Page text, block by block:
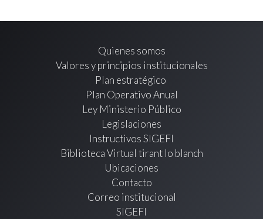
Quienes somos
Valores y principios institucionales
Plan estratégico
Plan Operativo Anual
Ley Ministerio Público
Legislaciones
Instructivos SIGEFI
Biblioteca Virtual tirant lo blanch
Ubicaciones
Contacto
Correo institucional
SIGEFI